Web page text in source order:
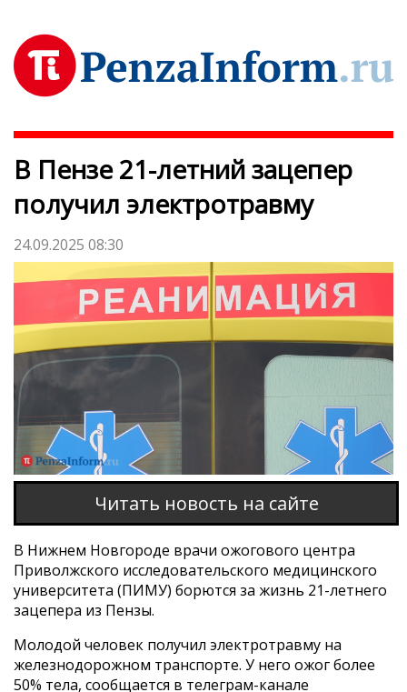
В Пензе 21-летний зацепер
получил электротравму
24.09.2025 08:30
Читать новость на сайте
В Нижнем Новгороде врачи ожогового центра
Приволжского исследовательского медицинского
университета (ПИМУ) борются за жизнь 21-летнего
зацепера из Пензы.
Молодой человек получил электротравму на
железнодорожном транспорте. У него ожог более
50% тела, сообщается в телеграм-канале